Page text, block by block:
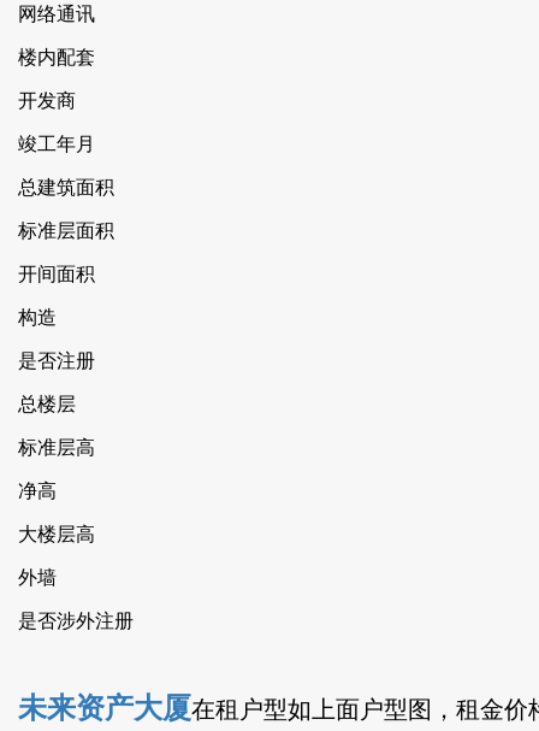
网络通讯
楼内配套
开发商
竣工年月
总建筑面积
标准层面积
开间面积
构造
是否注册
总楼层
标准层高
净高
大楼层高
外墙
是否涉外注册
未来资产大厦在租户型如上面户型图，租金价